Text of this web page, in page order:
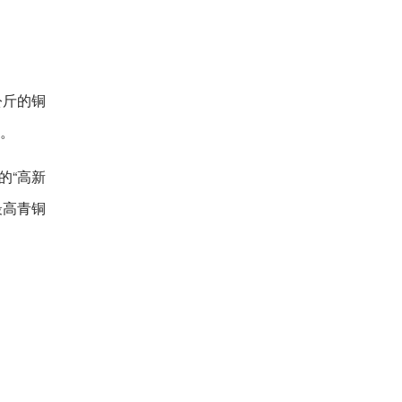
的铜
“高新
青铜